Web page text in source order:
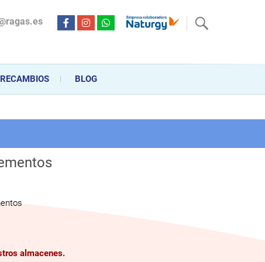
desde hace más de 20 años . Acompañamos al cliente
en la venta, montaje y reparación, hasta la
RECAMBIOS BLOG
almacenes.